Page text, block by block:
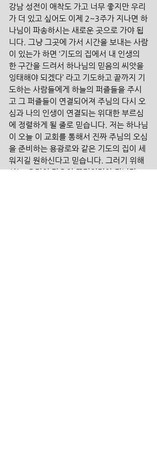
강남 성전이 애착도 가고 너무 좋지만 우리
가 더 있고 싶어도 이제 2~3주가 지나면 하
나님이 파송하시는 새로운 곳으로 가야 됩
니다. 그냥 그곳에 가서 시간을 보내는 사람
이 있는가 하면 ‘기도의 집에서 내 인생의
한 구간을 드려서 하나님의 믿음의 씨앗을
잉태해야 되겠다’ 라고 기도하고 끝까지 기
도하는 사람들에게 하늘의 퍼즐들을 주시
고 그 퍼즐들이 연결되어져 주님의 다시 오
심과 나의 인생이 연결되는 위대한 부르심
에 정렬하게 될 줄로 믿습니다. 저는 하나님
이 오늘 이 교회를 통해서 진짜 주님의 오심
을 준비하는 용광로와 같은 기도의 집이 세
워지길 원하신다고 믿습니다. 그러기 위해
서는  우리의 마음이 뜨거워져야 됩니다.